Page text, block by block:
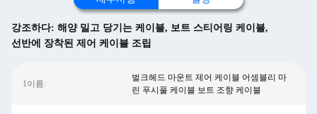
강조하다: 해양 밀고 당기는 케이블, 보트 스티어링 케이블,
선반에 장착된 제어 케이블 조립
1이름:
벌크헤드 마운트 제어 케이블 어셈블리 마
린 푸시풀 케이블 보트 조향 케이블